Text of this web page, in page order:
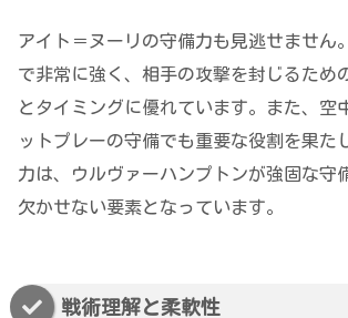
アイト＝ヌーリの守備力も見逃せません
で非常に強く、相手の攻撃を封じるため
とタイミングに優れています。また、空
ットプレーの守備でも重要な役割を果た
力は、ウルヴァーハンプトンが強固な守
欠かせない要素となっています。
戦術理解と柔軟性